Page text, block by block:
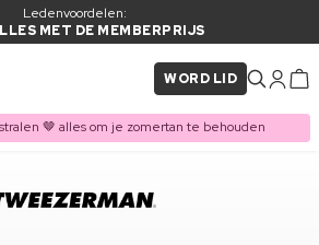
Ledenvoordelen:
MET DE MEMBERPRIJS
WORD LID
🤎 alles om je zomertan te behouden